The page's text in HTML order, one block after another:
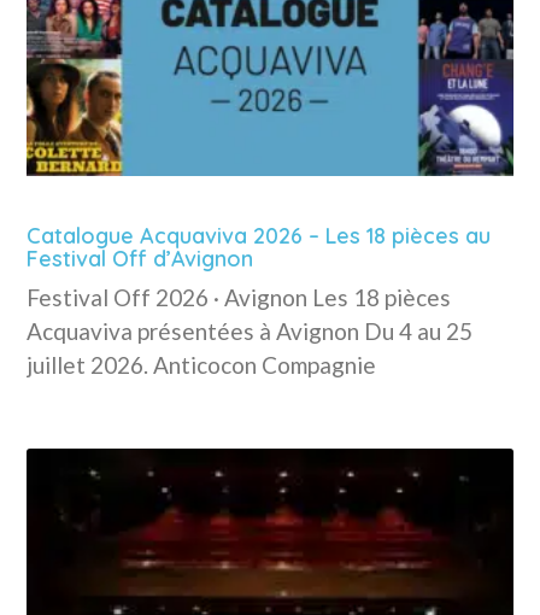
Catalogue Acquaviva 2026 – Les 18 pièces au
Festival Off d’Avignon
Festival Off 2026 · Avignon Les 18 pièces
Acquaviva présentées à Avignon Du 4 au 25
juillet 2026. Anticocon Compagnie